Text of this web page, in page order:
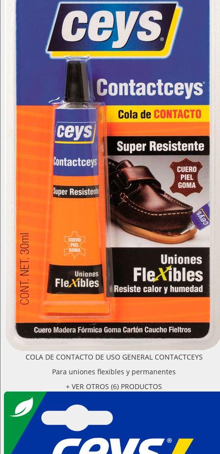
COLA DE CONTACTO DE USO GENERAL CONTACTCEYS
Para uniones flexibles y permanentes
+ VER OTROS (6) PRODUCTOS